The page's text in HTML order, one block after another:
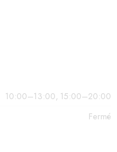
10:00–13:00, 15:00–20:00
Fermé